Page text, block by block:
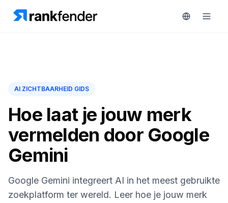
RAIVE
Engine
Zoekwoordintelligentie
Oplossingen
Bronnen
Gratis
Prijzen
AI ZICHTBAARHEID GIDS
Hoe laat je jouw merk
vermelden door Google
Gemini
Google Gemini integreert AI in het meest gebruikte
zoekplatform ter wereld. Leer hoe je jouw merk